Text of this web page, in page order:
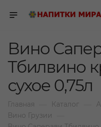
Вино
Тбилвино
сухое 0,75л
Главная Каталог
Вино Грузии